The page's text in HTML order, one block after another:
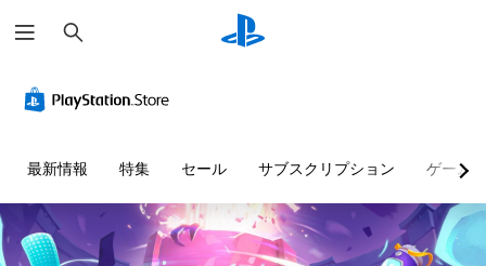
索
最新情報 特集 セール サブスクリプション ゲーム